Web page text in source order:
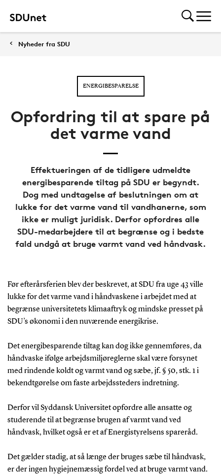
Nyheder fra SDU
ENERGIBESPARELSE
Opfordring til at spare på
det varme vand
Effektueringen af de tidligere udmeldte
energibesparende tiltag på SDU er begyndt.
Dog med undtagelse af beslutningen om at
lukke for det varme vand til vandhanerne, som
ikke er muligt juridisk. Derfor opfordres alle
SDU-medarbejdere til at begrænse og i bedste
fald undgå at bruge varmt vand ved håndvask.
Før efterårsferien blev der beskrevet, at SDU fra uge 43 ville
lukke for det varme vand i håndvaskene i arbejdet med at
begrænse universitetets klimaaftryk og mindske presset på
SDU’s økonomi i den nuværende energikrise.
Det energibesparende tiltag kan dog ikke gennemføres, da
håndvaske ifølge arbejdsmiljøreglerne skal være forsynet
med rindende koldt og varmt vand og sæbe, jf. § 50, stk. 1 i
bekendtgørelse om faste arbejdssteders indretning.
Derfor vil Syddansk Universitet opfordre alle ansatte og
studerende til at begrænse brugen af varmt vand ved
håndvask, hvilket også er et af Energistyrelsens spareråd.
Det gælder stadig, at så længe der bruges sæbe til håndvask,
er der ingen hygiejnemæssig fordel ved at bruge varmt vand.